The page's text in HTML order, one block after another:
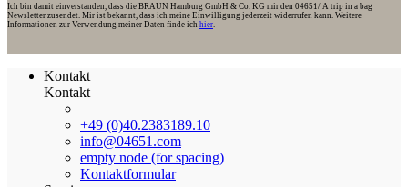
Ich bin damit einverstanden, dass die BRAUN Hamburg GmbH & Co. KG mir den 04651/ A trip in a bag
Newsletter zusendet. Mir ist bekannt, dass ich meine Einwilligung jederzeit widerrufen kann. Weitere
Informationen zur Verwendung meiner Daten finde ich hier.
Kontakt
Kontakt
+49 (0)40.2383189.10
info@04651.com
empty node (for spacing)
Kontaktformular